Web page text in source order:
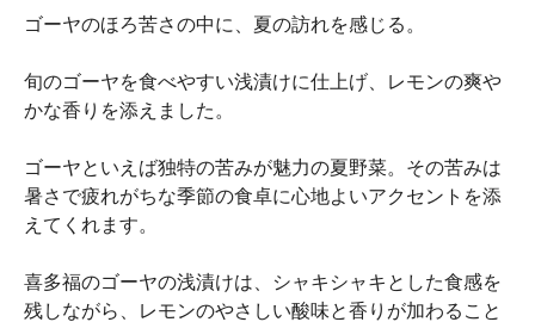
ゴーヤのほろ苦さの中に、夏の訪れを感じる。
旬のゴーヤを食べやすい浅漬けに仕上げ、レモンの爽や
かな香りを添えました。
ゴーヤといえば独特の苦みが魅力の夏野菜。その苦みは
暑さで疲れがちな季節の食卓に心地よいアクセントを添
えてくれます。
喜多福のゴーヤの浅漬けは、シャキシャキとした食感を
残しながら、レモンのやさしい酸味と香りが加わること